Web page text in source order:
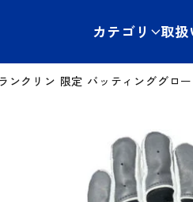
カテゴリ 取
ンクリン 限定 バッティンググロ